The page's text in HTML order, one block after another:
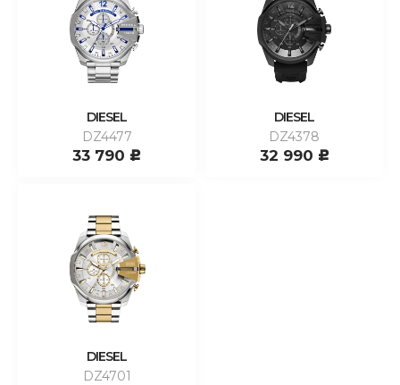
DIESEL
DZ4477
33 790 c
DIESEL
DZ4378
32 990 c
DIESEL
DZ4701